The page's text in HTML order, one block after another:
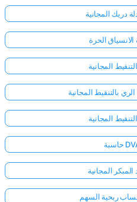
دريك المجانية
الحرة
المجانية
بالتنقيط المجانية
المجانية
المجانية
ربحية السهم